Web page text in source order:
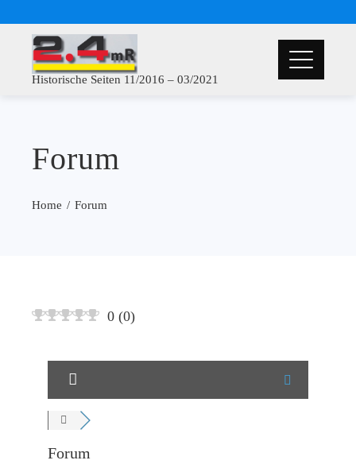
Historische Seiten 11/2016 – 03/2021
Forum
Home Forum
0 (0)
Forum